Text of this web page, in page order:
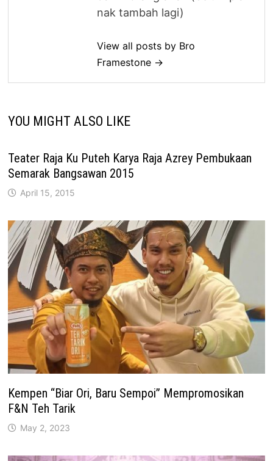
nak tambah lagi)
View all posts by Bro
Framestone →
YOU MIGHT ALSO LIKE
Teater Raja Ku Puteh Karya Raja Azrey Pembukaan
Semarak Bangsawan 2015
April 15, 2015
Kempen “Biar Ori, Baru Sempoi” Mempromosikan
F&N Teh Tarik
May 2, 2023